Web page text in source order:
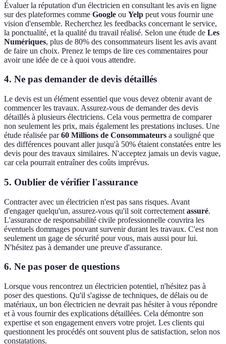
Évaluer la réputation d'un électricien en consultant les avis en ligne
sur des plateformes comme Google ou Yelp peut vous fournir une
vision d'ensemble. Recherchez les feedbacks concernant le service,
la ponctualité, et la qualité du travail réalisé. Selon une étude de Les
Numériques, plus de 80% des consommateurs lisent les avis avant
de faire un choix. Prenez le temps de lire ces commentaires pour
avoir une idée de ce à quoi vous attendre.
4. Ne pas demander de devis détaillés
Le devis est un élément essentiel que vous devez obtenir avant de
commencer les travaux. Assurez-vous de demander des devis
détaillés à plusieurs électriciens. Cela vous permettra de comparer
non seulement les prix, mais également les prestations incluses. Une
étude réalisée par60 Millions de Consommateurs a souligné que
des différences pouvant aller jusqu'à 50% étaient constatées entre les
devis pour des travaux similaires. N'acceptez jamais un devis vague,
car cela pourrait entraîner des coûts imprévus.
5. Oublier de vérifier l'assurance
Contracter avec un électricien n'est pas sans risques. Avant
d'engager quelqu'un, assurez-vous qu'il soit correctement assuré.
L'assurance de responsabilité civile professionnelle couvrira les
éventuels dommages pouvant survenir durant les travaux. C'est non
seulement un gage de sécurité pour vous, mais aussi pour lui.
N'hésitez pas à demander une preuve d'assurance.
6. Ne pas poser de questions
Lorsque vous rencontrez un électricien potentiel, n'hésitez pas à
poser des questions. Qu'il s'agisse de techniques, de délais ou de
matériaux, un bon électricien ne devrait pas hésiter à vous répondre
et à vous fournir des explications détaillées. Cela démontre son
expertise et son engagement envers votre projet. Les clients qui
questionnent les procédés ont souvent plus de satisfaction, selon nos
constatations.